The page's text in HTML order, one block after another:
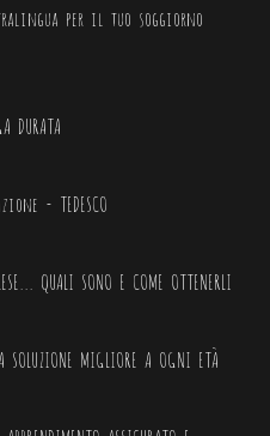
per il tuo soggiorno
DURATA
- TEDESCO
QUALI SONO E COME OTTENERLI
SOLUZIONE MIGLIORE A OGNI ETÀ